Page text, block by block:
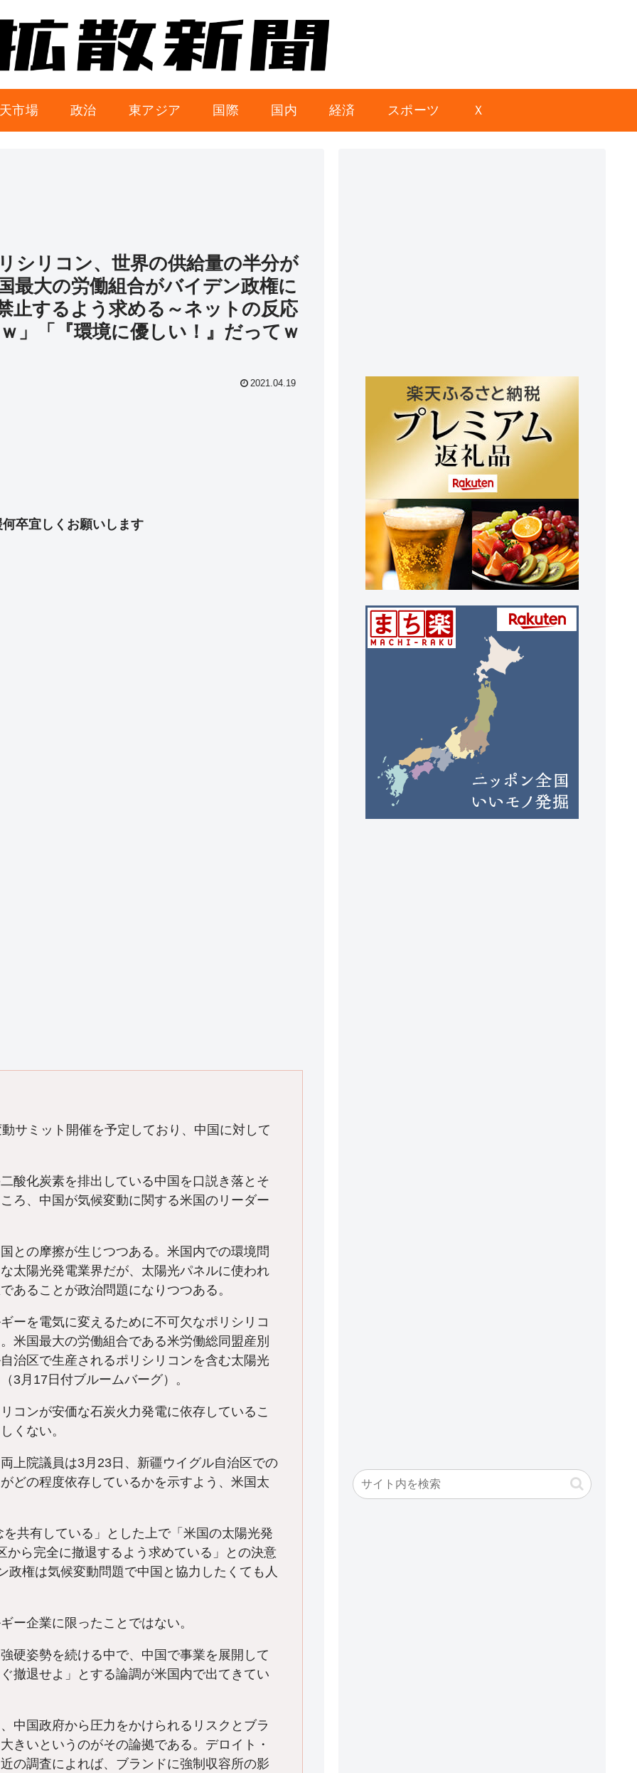
市場 政治 東アジア 国際 国内 経済 スポーツ Ｘ
シリコン、世界の供給量の半分が
大の労働組合がバイデン政権に
止するよう求める～ネットの反応
」「『環境に優しい！』だってｗ
2021.04.19
卒宜しくお願いします
ミット開催を予定しており、中国に対して
化炭素を排出している中国を口説き落とそ
ろ、中国が気候変動に関する米国のリーダー
の摩擦が生じつつある。米国内での環境問
太陽光発電業界だが、太陽光パネルに使われ
あることが政治問題になりつつある。
を電気に変えるために不可欠なポリシリコ
米国最大の労働組合である米労働総同盟産別
治区で生産されるポリシリコンを含む太陽光
3月17日付ブルームバーグ）。
ンが安価な石炭火力発電に依存しているこ
くない。
院議員は3月23日、新疆ウイグル自治区での
どの程度依存しているかを示すよう、米国太
共有している」とした上で「米国の太陽光発
ら完全に撤退するよう求めている」との決意
権は気候変動問題で中国と協力したくても人
企業に限ったことではない。
姿勢を続ける中で、中国で事業を展開して
撤退せよ」とする論調が米国内で出てきてい
国政府から圧力をかけられるリスクとブラ
きいというのがその論拠である。デロイト・
の調査によれば、ブランドに強制収容所の影